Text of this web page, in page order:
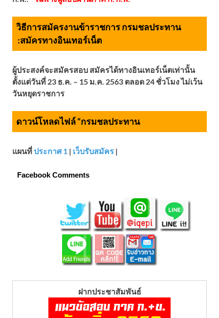
วิธีการสมัครงานข้าราชการ กรมชลประทาน
:สมัครทางอินเทอร์เน็ต
ผู้ประสงค์จะสมัครสอบ สมัครได้ทางอินเทอร์เน็ตเท่านั้น
ตั้งแต่วันที่ 23 ธ.ค. – 15 ม.ค. 2563 ตลอด 24 ชั่วโมง ไม่เว้น
วันหยุดราชการ
ดาวน์โหลดไฟล์ “กรมชลประทาน
แผนที่ ประกาศ 1 | เว็บรับสมัคร |
Facebook Comments
ฝากประชาสัมพันธ์